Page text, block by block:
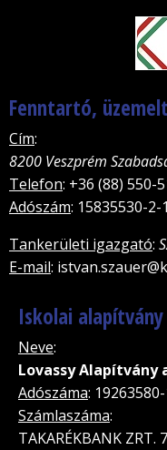
Fenntartó,
Cím:
8200 Veszprém
Telefon: +36 (88) 550-
Adószám: 15835530-2-
Tankerületi igazgató:
E-mail:
Iskolai alapítvány
Neve:
Lovassy Alapítvány
Adószáma:
Számlaszáma:
TAKARÉKBANK